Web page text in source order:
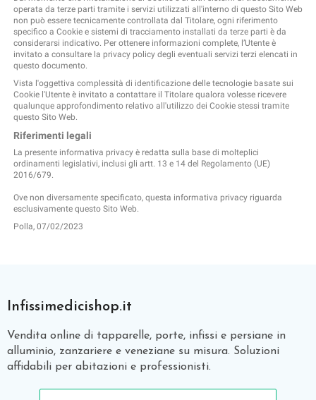
operata da terze parti tramite i servizi utilizzati all'interno di questo Sito Web
non può essere tecnicamente controllata dal Titolare, ogni riferimento
specifico a Cookie e sistemi di tracciamento installati da terze parti è da
considerarsi indicativo. Per ottenere informazioni complete, l’Utente è
invitato a consultare la privacy policy degli eventuali servizi terzi elencati in
questo documento.
Vista l'oggettiva complessità di identificazione delle tecnologie basate sui
Cookie l'Utente è invitato a contattare il Titolare qualora volesse ricevere
qualunque approfondimento relativo all'utilizzo dei Cookie stessi tramite
questo Sito Web.
Riferimenti legali
La presente informativa privacy è redatta sulla base di molteplici
ordinamenti legislativi, inclusi gli artt. 13 e 14 del Regolamento (UE)
2016/679.
Ove non diversamente specificato, questa informativa privacy riguarda
esclusivamente questo Sito Web.
Polla, 07/02/2023
Infissimedicishop.it
Vendita online di tapparelle, porte, infissi e persiane in
alluminio, zanzariere e veneziane su misura. Soluzioni
affidabili per abitazioni e professionisti.